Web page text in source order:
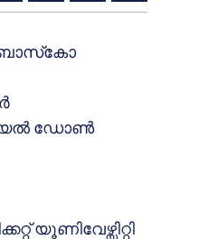
ബോസ്‌കോ
ഡോണ്‍
യൂണിവേഴ്സിറ്റി